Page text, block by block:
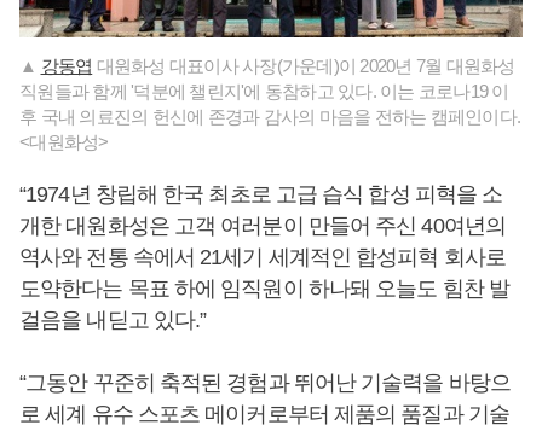
▲ 강동엽 대원화성 대표이사 사장(가운데)이 2020년 7월 대원화성
직원들과 함께 '덕분에 챌린지'에 동참하고 있다. 이는 코로나19 이
후 국내 의료진의 헌신에 존경과 감사의 마음을 전하는 캠페인이다.
<대원화성>
“1974년 창립해 한국 최초로 고급 습식 합성 피혁을 소
개한 대원화성은 고객 여러분이 만들어 주신 40여년의
역사와 전통 속에서 21세기 세계적인 합성피혁 회사로
도약한다는 목표 하에 임직원이 하나돼 오늘도 힘찬 발
걸음을 내딛고 있다.”
“그동안 꾸준히 축적된 경험과 뛰어난 기술력을 바탕으
로 세계 유수 스포츠 메이커로부터 제품의 품질과 기술